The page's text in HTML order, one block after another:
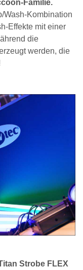
Familie.
Wash-Kombination
Effekte mit einer
die
werden, die
Strobe FLEX